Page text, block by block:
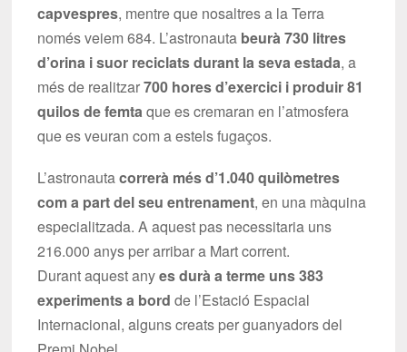
capvespres, mentre que nosaltres a la Terra
només veiem 684. L’astronauta beurà 730 litres
d’orina i suor reciclats durant la seva estada, a
més de realitzar700 hores d’exercici i produir 81
quilos de femta que es cremaran en l’atmosfera
que es veuran com a estels fugaços.
L’astronautacorrerà més d’1.040 quilòmetres
com a part del seu entrenament, en una màquina
especialitzada. A aquest pas necessitaria uns
216.000 anys per arribar a Mart corrent.
Durant aquest anyes durà a terme uns 383
experiments a bord de l’Estació Espacial
Internacional, alguns creats per guanyadors del